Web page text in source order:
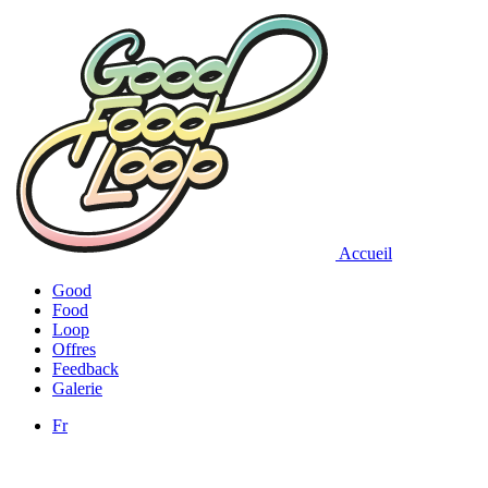
Accueil
Good
Food
Loop
Offres
Feedback
Galerie
Fr